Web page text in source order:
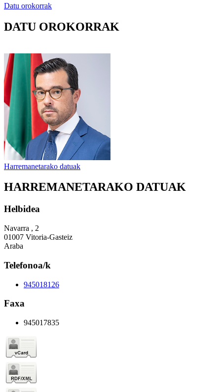
Datu orokorrak
DATU OROKORRAK
Harremanetarako datuak
HARREMANETARAKO DATUAK
Helbidea
Navarra , 2
01007 Vitoria-Gasteiz
Araba
Telefonoa/k
945018126
Faxa
945017835